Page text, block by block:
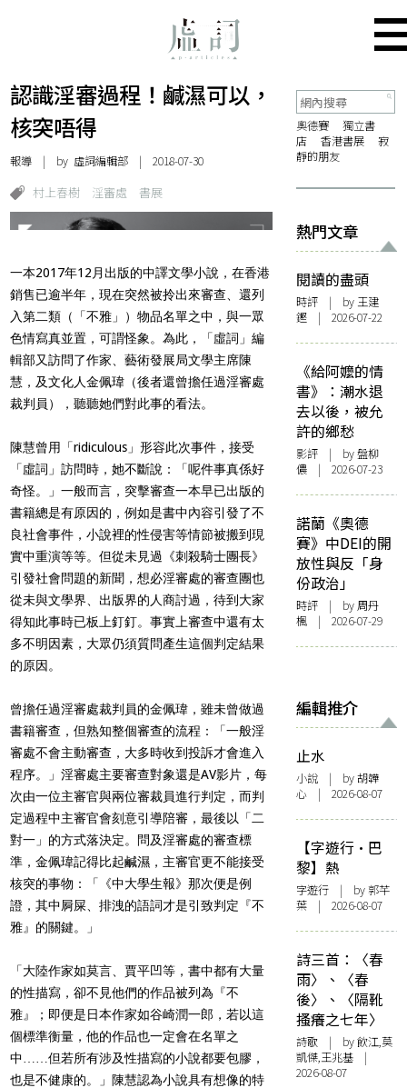
認識淫審過程！鹹濕可以，
核突唔得
報導 | by 虛詞編輯部 | 2018-07-30
村上春樹 淫審處 書展
一本2017年12月出版的中譯文學小說，在香港
銷售已逾半年，現在突然被拎出來審查、還列
入第二類（「不雅」）物品名單之中，與一眾
色情寫真並置，可謂怪象。為此，「虛詞」編
輯部又訪問了作家、藝術發展局文學主席陳
慧，及文化人金佩瑋（後者還曾擔任過淫審處
裁判員），聽聽她們對此事的看法。
陳慧曾用「ridiculous」形容此次事件，接受
「虛詞」訪問時，她不斷說：「呢件事真係好
奇怪。」一般而言，突擊審查一本早已出版的
書籍總是有原因的，例如是書中內容引發了不
良社會事件，小說裡的性侵害等情節被搬到現
實中重演等等。但從未見過《刺殺騎士團長》
引發社會問題的新聞，想必淫審處的審查團也
從未與文學界、出版界的人商討過，待到大家
得知此事時已板上釘釘。事實上審查中還有太
多不明因素，大眾仍須質問產生這個判定結果
的原因。
曾擔任過淫審處裁判員的金佩瑋，雖未曾做過
書籍審查，但熟知整個審查的流程：「一般淫
審處不會主動審查，大多時收到投訴才會進入
程序。」淫審處主要審查對象還是AV影片，每
次由一位主審官與兩位審裁員進行判定，而判
定過程中主審官會刻意引導陪審，最後以「二
對一」的方式落決定。問及淫審處的審查標
準，金佩瑋記得比起鹹濕，主審官更不能接受
核突的事物：「《中大學生報》那次便是例
證，其中屙屎、排洩的語詞才是引致判定『不
雅』的關鍵。」
「大陸作家如莫言、賈平凹等，書中都有大量
的性描寫，卻不見他們的作品被列為『不
雅』；即便是日本作家如谷崎潤一郎，若以這
個標準衡量，他的作品也一定會在名單之
中……但若所有涉及性描寫的小說都要包膠，
也是不健康的。」陳慧認為小說具有想像的特
奧德賽
獨立書
店
香港書展
寂
靜的朋友
熱門文章
閱讀的盡頭
時評 | by 王建
鏗 | 2026-07-22
《給阿嬤的情
書》：潮水退
去以後，被允
許的鄉愁
影評 | by 盤柳
儂 | 2026-07-23
諾蘭《奧德
賽》中DEI的開
放性與反「身
份政治」
時評 | by周丹
楓 | 2026-07-29
編輯推介
止水
小說 | by 胡韡
心 | 2026-08-07
【字遊行·巴
黎】熱
字遊行 | by 郭芊
葉 | 2026-08-07
詩三首：〈春
雨〉、〈春
後〉、〈隔靴
搔癢之七年〉
詩歌 | by 飲江,莫
凱傑,王兆基 |
2026-08-07